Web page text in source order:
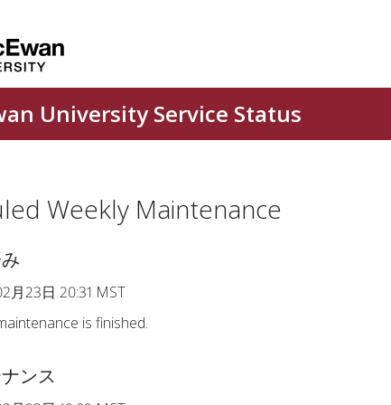
Weekly Maintenance
月23日 20:31 MST
is finished.
ンス